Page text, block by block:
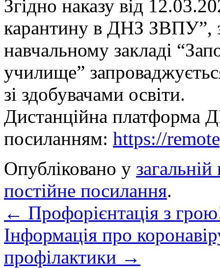
Згідно наказу від
карантину в ДНЗ ЗВПУ”,
навчальному закладі
училище”
зі здобувачами освіти.
Дистанційна платформа
посиланням: https://
Опубліковано у загальній
постійне посилання.
← Профорієнтація з
Інформація про
профілактики →